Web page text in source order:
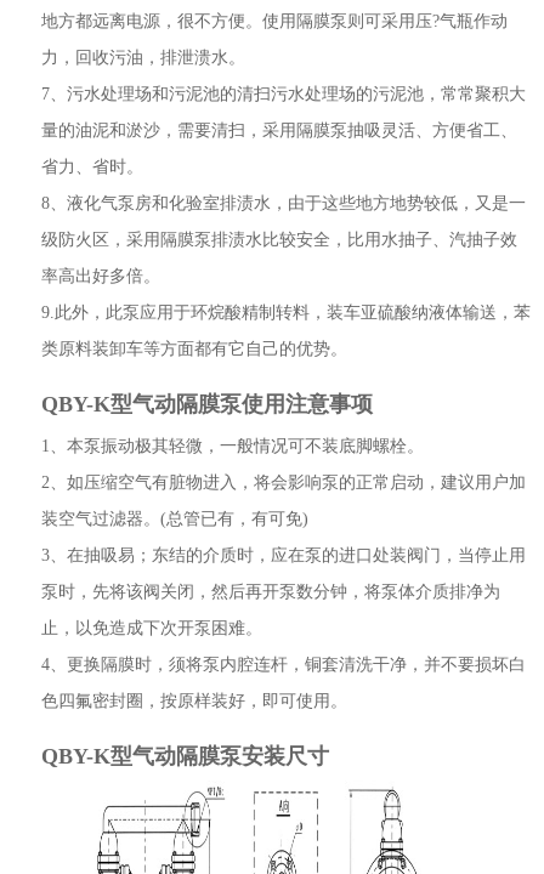
地方都远离电源，很不方便。使用隔膜泵则可采用压?气瓶作动
力，回收污油，排泄溃水。
7、污水处理场和污泥池的清扫污水处理场的污泥池，常常聚积大
量的油泥和淤沙，需要清扫，采用隔膜泵抽吸灵活、方便省工、
省力、省时。
8、液化气泵房和化验室排渍水，由于这些地方地势较低，又是一
级防火区，采用隔膜泵排渍水比较安全，比用水抽子、汽抽子效
率高出好多倍。
9.此外，此泵应用于环烷酸精制转料，装车亚硫酸纳液体输送，苯
类原料装卸车等方面都有它自己的优势。
QBY-K型气动隔膜泵使用注意事项
1、本泵振动极其轻微，一般情况可不装底脚螺栓。
2、如压缩空气有脏物进入，将会影响泵的正常启动，建议用户加
装空气过滤器。(总管已有，有可免)
3、在抽吸易；东结的介质时，应在泵的进口处装阀门，当停止用
泵时，先将该阀关闭，然后再开泵数分钟，将泵体介质排净为
止，以免造成下次开泵困难。
4、更换隔膜时，须将泵内腔连杆，铜套清洗干净，并不要损坏白
色四氟密封圈，按原样装好，即可使用。
QBY-K型气动隔膜泵安装尺寸